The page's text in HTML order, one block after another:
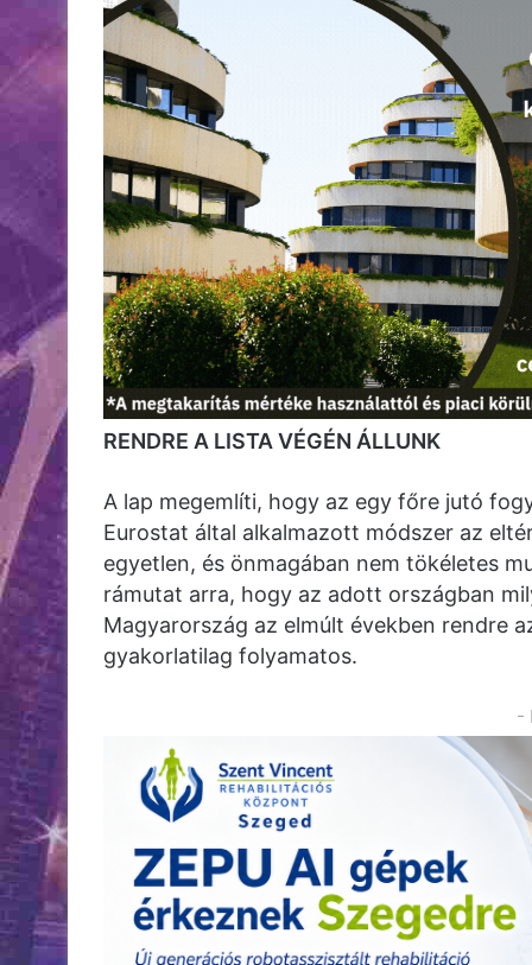
RENDRE A LISTA VÉGÉN ÁLLUNK
A lap megemlíti, hogy az egy főre jutó
Eurostat által alkalmazott módszer az
egyetlen, és önmagában nem tökéletes
rámutat arra, hogy az adott országban
Magyarország az elmúlt években rendre
gyakorlatilag folyamatos.
-